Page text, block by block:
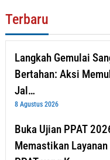
Terbaru
Langkah Gemulai
Bertahan: Aksi
Jal…
8 Agustus 2026
Buka Ujian PPAT
Memastikan